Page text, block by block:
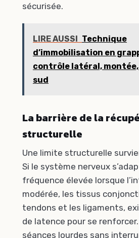
sécurisée.
LIRE AUSSI
Technique
d’immobilisation en
contrôle latéral,
sud
La barrière de la
structurelle
Une limite structurelle
Si le système nerveux
fréquence élevée lorsque
modérée, les tissus
tendons et les ligaments,
de latence pour se
séances lourdes sans